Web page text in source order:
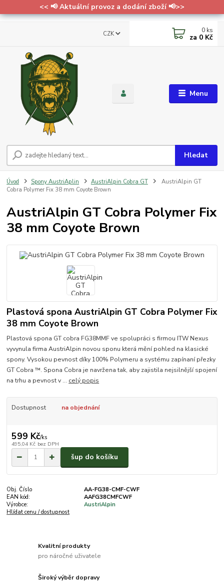
<< 📢 Aktuální provoz a dodání zboží 📢>>
Menu
CZK
Hledat
0 ks
za 0 Kč
Úvod Spony AustriAplin AustriAlpin Cobra GT
AustriAlpin GT
Cobra Polymer Fix 38 mm Coyote Brown
AustriAlpin GT Cobra Polymer Fix
38 mm Coyote Brown
Plastová spona AustriAlpin GT Cobra Polymer Fix
38 mm Coyote Brown
Plastová spona GT cobra FG38MMF ve spolupráci s firmou ITW Nexus
vyvynula firma AustriAlpin novou sponu která mění pohled na klasické
spony. Vysokou pevnost díky 100% Polymeru a systému zapínaní přezky
GT Cobra ™. Spona Cobra je navržena tak, aby zajistila nejsilnější spojení
na trhu a pevnost v ... celý popis
Dostupnost na objednání
599 Kč/ks
495,04 Kč bez DPH
šup do košíku
Obj. Číslo
AA-FG38-CMF-CWF
EAN kód:
AAFG38CMFCWF
Výrobce:
AustriAlpin
Hlídat cenu / dostupnost
Kvalitní produkty
pro náročné uživatele
Široký výběr dopravy